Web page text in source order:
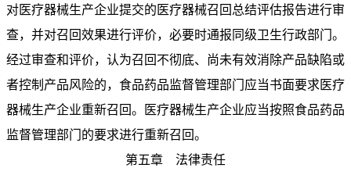
对医疗器械生产企业提交的医疗器械召回总结评估报告进行审
查，并对召回效果进行评价，必要时通报同级卫生行政部门。
经过审查和评价，认为召回不彻底、尚未有效消除产品缺陷或
者控制产品风险的，食品药品监督管理部门应当书面要求医疗
器械生产企业重新召回。医疗器械生产企业应当按照食品药品
监督管理部门的要求进行重新召回。
第五章 法律责任